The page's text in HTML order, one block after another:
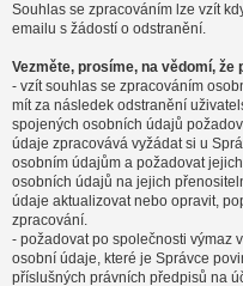
Souhlas se zpracováním lze vzít
emailu s žádostí o odstranění.
Vezměte, prosíme, na vědomí, že
- vzít souhlas se zpracováním
mít za následek odstranění
spojených osobních údajů
údaje zpracovává vyžádat si u
osobním údajům a požadovat
osobních údajů na jejich
údaje aktualizovat nebo opravit,
zpracování.
- požadovat po společnosti výmaz
osobní údaje, které je Správce
příslušných právních předpisů na